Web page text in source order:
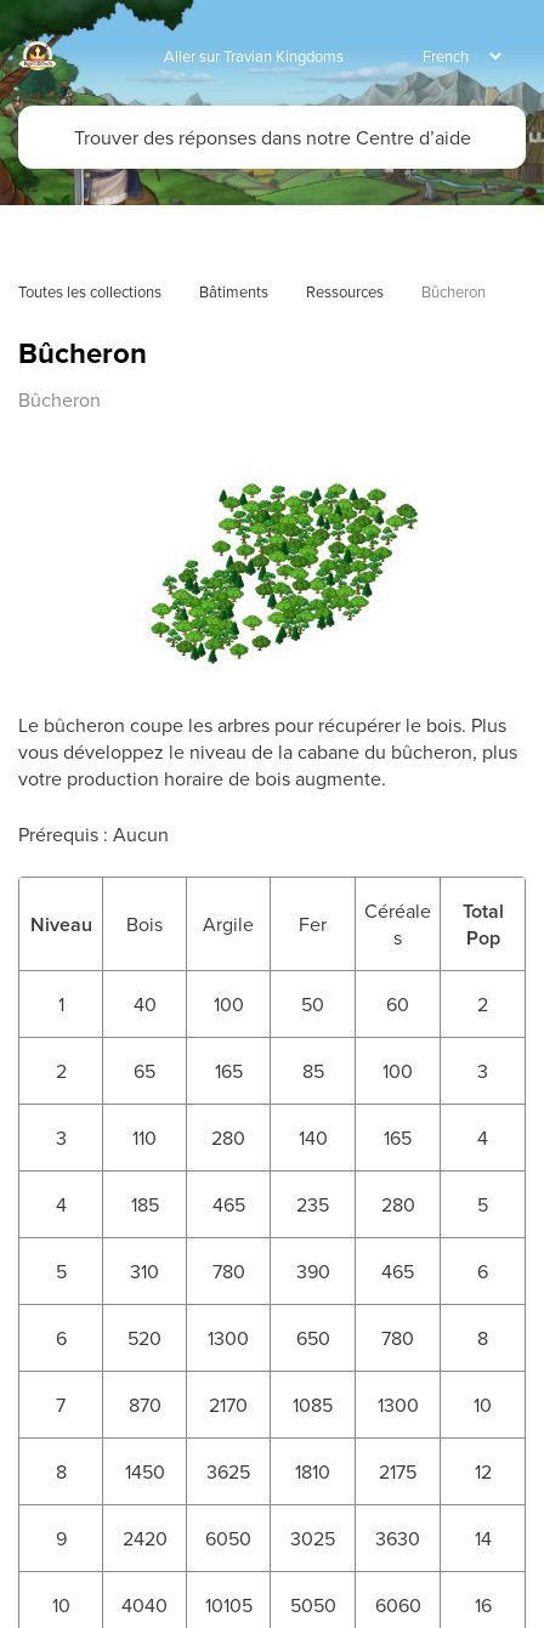
Aller sur Travian Kingdoms
Toutes les collections Bâtiments Ressources Bûcheron
Bûcheron
Bûcheron
Le bûcheron coupe les arbres pour récupérer le bois. Plus
vous développez le niveau de la cabane du bûcheron, plus
votre production horaire de bois augmente.
Prérequis : Aucun
Niveau Bois Argile Fer
Céréale
s
Total
Pop
1 40 100 50 60 2
2 65 165 85 100 3
3 110 280 140 165 4
4 185 465 235 280 5
5 310 780 390 465 6
6 520 1300 650 780 8
7 870 2170 1085 1300 10
8 1450 3625 1810 2175 12
9 2420 6050 3025 3630 14
10 4040 10105 5050 6060 16